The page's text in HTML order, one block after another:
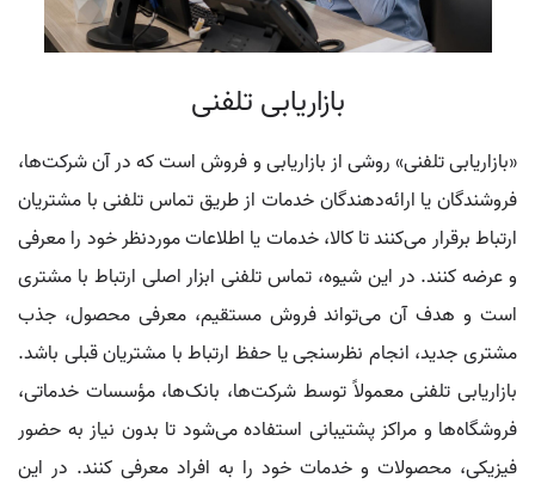
بازاریابی تلفنی
«بازاریابی تلفنی» روشی از بازاریابی و فروش است که در آن شرکت‌ها،
فروشندگان یا ارائه‌دهندگان خدمات از طریق تماس تلفنی با مشتریان
ارتباط برقرار می‌کنند تا کالا، خدمات یا اطلاعات موردنظر خود را معرفی
و عرضه کنند. در این شیوه، تماس تلفنی ابزار اصلی ارتباط با مشتری
است و هدف آن می‌تواند فروش مستقیم، معرفی محصول، جذب
مشتری جدید، انجام نظرسنجی یا حفظ ارتباط با مشتریان قبلی باشد.
بازاریابی تلفنی معمولاً توسط شرکت‌ها، بانک‌ها، مؤسسات خدماتی،
فروشگاه‌ها و مراکز پشتیبانی استفاده می‌شود تا بدون نیاز به حضور
فیزیکی، محصولات و خدمات خود را به افراد معرفی کنند. در این